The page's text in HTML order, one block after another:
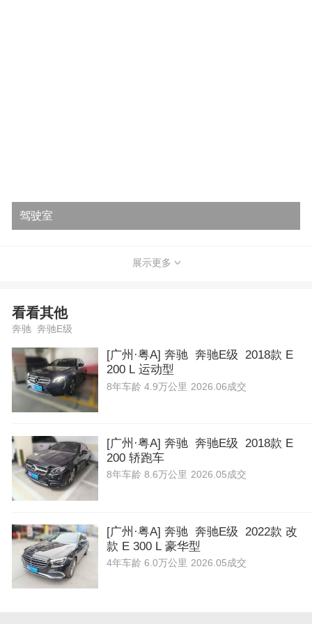
驾驶室
展示更多
看看其他
奔驰 奔驰E级
[广州·粤A] 奔驰 奔驰E级 2018款 E
200 L 运动型
8年车龄 4.9万公里 2026.06成交
[广州·粤A] 奔驰 奔驰E级 2018款 E
200 轿跑车
8年车龄 8.6万公里 2026.05成交
[广州·粤A] 奔驰 奔驰E级 2022款 改
款 E 300 L 豪华型
4年车龄 6.0万公里 2026.05成交